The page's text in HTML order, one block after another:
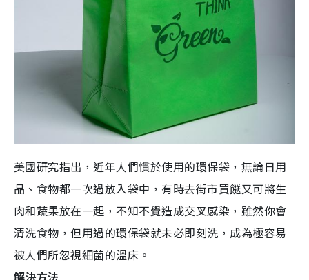
美國研究指出，近年人們慣於使用的環保袋，無論日用
品、食物都一次過放入袋中，有時去街市買餸又可將生
肉和蔬果放在一起，不知不覺造成交叉感染，雖然你會
清洗食物，但用過的環保袋就未必即刻洗，成為極容易
被人們所忽視細菌的溫床。
解決方法